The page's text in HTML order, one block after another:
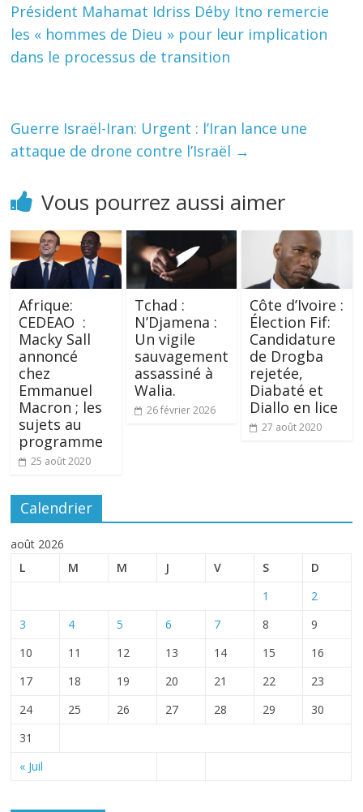
Président Mahamat Idriss Déby Itno remercie
les « hommes de Dieu » pour leur implication
dans le processus de transition
Guerre Israël-Iran: Urgent : l’Iran lance une
attaque de drone contre l’Israël →
Vous pourrez aussi aimer
Afrique:
CEDEAO :
Macky Sall
annoncé
chez
Emmanuel
Macron ; les
sujets au
programme
25 août 2020
Tchad :
N’Djamena :
Un vigile
sauvagement
assassiné à
Walia.
26 février 2026
Côte d’Ivoire :
Élection Fif:
Candidature
de Drogba
rejetée,
Diabaté et
Diallo en lice
27 août 2020
Calendrier
août 2026
L
M M J V S D
« Juil
1
2
3
4 5 6 7 8
9
10
11 12 13 14 15
16
17
18 19 20 21 22
23
24
25 26 27 28 29
30
31